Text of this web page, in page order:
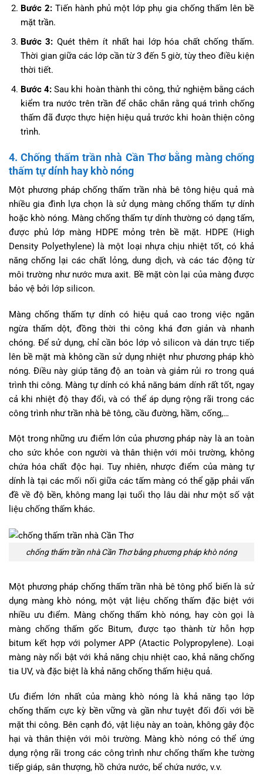
Bước 2:Tiến hành phủ một lớp phụ gia chống thấm lên bề
mặt trần.
Bước 3: Quét thêm ít nhất hai lớp hóa chất chống thấm.
Thời gian giữa các lớp cần từ 3 đến 5 giờ, tùy theo điều kiện
thời tiết.
Bước 4:Sau khi hoàn thành thi công, thử nghiệm bằng cách
kiểm tra nước trên trần để chắc chắn rằng quá trình chống
thấm đã được thực hiện hiệu quả trước khi hoàn thiện công
trình.
4. Chống thấm trần nhà Cần Thơ bằng màng chống
thấm tự dính hay khò nóng
Một phương pháp chống thấm trần nhà bê tông hiệu quả mà
nhiều gia đình lựa chọn là sử dụng màng chống thấm tự dính
hoặc khò nóng. Màng chống thấm tự dính thường có dạng tấm,
được phủ lớp màng HDPE mỏng trên bề mặt. HDPE (High
Density Polyethylene) là một loại nhựa chịu nhiệt tốt, có khả
năng chống lại các chất lỏng, dung dịch, và các tác động từ
môi trường như nước mưa axit. Bề mặt còn lại của màng được
bảo vệ bởi lớp silicon.
Màng chống thấm tự dính có hiệu quả cao trong việc ngăn
ngừa thấm dột, đồng thời thi công khá đơn giản và nhanh
chóng. Để sử dụng, chỉ cần bóc lớp vỏ silicon và dán trực tiếp
lên bề mặt mà không cần sử dụng nhiệt như phương pháp khò
nóng. Điều này giúp tăng độ an toàn và giảm rủi ro trong quá
trình thi công. Màng tự dính có khả năng bám dính rất tốt, ngay
cả khi nhiệt độ thay đổi, và có thể áp dụng rộng rãi trong các
công trình như trần nhà bê tông, cầu đường, hầm, cống,…
Một trong những ưu điểm lớn của phương pháp này là an toàn
cho sức khỏe con người và thân thiện với môi trường, không
chứa hóa chất độc hại. Tuy nhiên, nhược điểm của màng tự
dính là tại các mối nối giữa các tấm màng có thể gặp phải vấn
đề về độ bền, không mang lại tuổi thọ lâu dài như một số vật
liệu chống thấm khác.
chống thấm trần nhà Cần Thơ bằng phương pháp khò nóng
Một phương pháp chống thấm trần nhà bê tông phổ biến là sử
dụng màng khò nóng, một vật liệu chống thấm đặc biệt với
nhiều ưu điểm. Màng chống thấm khò nóng, hay còn gọi là
màng chống thấm gốc Bitum, được tạo thành từ hỗn hợp
bitum kết hợp với polymer APP (Atactic Polypropylene). Loại
màng này nổi bật với khả năng chịu nhiệt cao, khả năng chống
tia UV, và đặc biệt là khả năng chống thấm hiệu quả.
Ưu điểm lớn nhất của màng khò nóng là khả năng tạo lớp
chống thấm cực kỳ bền vững và gần như tuyệt đối đối với bề
mặt thi công. Bên cạnh đó, vật liệu này an toàn, không gây độc
hại và thân thiện với môi trường. Màng khò nóng có thể ứng
dụng rộng rãi trong các công trình như chống thấm khe tường
tiếp giáp, sân thượng, hồ chứa nước, bể chứa nước, v.v.